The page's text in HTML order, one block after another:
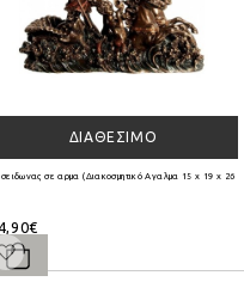
ΔΙΑΘΈΣΙΜΟ
σε αρμα (Διακοσμητικό Αγαλμα 15 x 19 x 26